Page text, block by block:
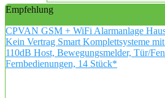
Empfehlung
CPVAN GSM + WiFi Alarmanlage
Kein Vertrag Smart Komplettsysteme
110dB Host, Bewegungsmelder, Tür/
Fernbedienungen, 14 Stück*